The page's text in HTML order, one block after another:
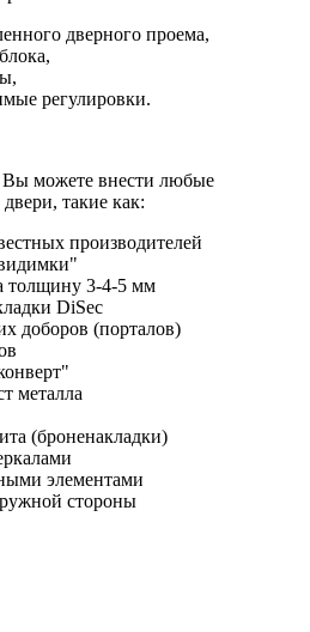
дверного проема,
регулировки.
Вы можете внести любые
такие как:
производителей
толщину 3-4-5 мм
DiSec
доборов (порталов)
металла
(броненакладки)
элементами
стороны